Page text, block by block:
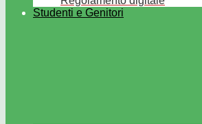
Studenti e Genitori